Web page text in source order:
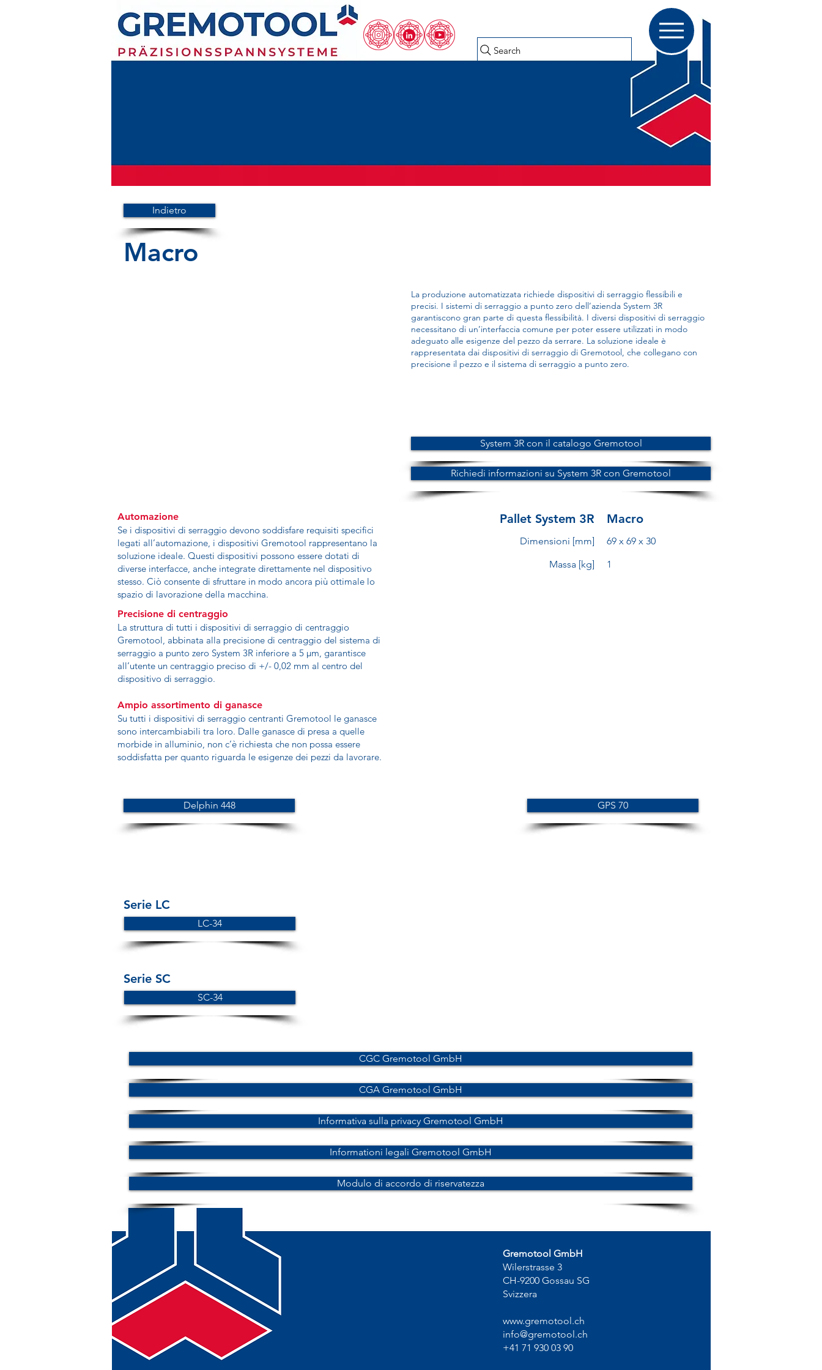
Search
Indietro
Macro
La produzione automatizzata richiede dispositivi di serraggio flessibili e
precisi. I sistemi di serraggio a punto zero dell’azienda System 3R
garantiscono gran parte di questa flessibilità. I diversi dispositivi di serraggio
necessitano di un’interfaccia comune per poter essere utilizzati in modo
adeguato alle esigenze del pezzo da serrare. La soluzione ideale è
rappresentata dai dispositivi di serraggio di Gremotool, che collegano con
precisione il pezzo e il sistema di serraggio a punto zero.
System 3R con il catalogo Gremotool
Richiedi informazioni su System 3R con Gremotool
Automazione
Se i dispositivi di serraggio devono soddisfare requisiti specifici
legati all’automazione, i dispositivi Gremotool rappresentano la
soluzione ideale. Questi dispositivi possono essere dotati di
diverse interfacce, anche integrate direttamente nel dispositivo
stesso. Ciò consente di sfruttare in modo ancora più ottimale lo
spazio di lavorazione della macchina.
Precisione di centraggio
La struttura di tutti i dispositivi di serraggio di centraggio
Gremotool, abbinata alla precisione di centraggio del sistema di
serraggio a punto zero System 3R inferiore a 5 µm, garantisce
all’utente un centraggio preciso di +/- 0,02 mm al centro del
dispositivo di serraggio.
Ampio assortimento di ganasce
Su tutti i dispositivi di serraggio centranti Gremotool le ganasce
sono intercambiabili tra loro. Dalle ganasce di presa a quelle
morbide in alluminio, non c’è richiesta che non possa essere
soddisfatta per quanto riguarda le esigenze dei pezzi da lavorare.
Pallet System 3R
Dimensioni [mm]
Massa [kg]
Macro
69 x 69 x 30
1
Delphin 448 GPS 70
Serie LC
LC-34
Serie SC
SC-34
Gremotool GmbH
Wilerstrasse 3
CH-9200 Gossau SG
Svizzera
www.gremotool.ch
info@gremotool.ch
+41 71 930 03 90
CGC Gremotool GmbH
CGA Gremotool GmbH
Informativa sulla privacy Gremotool GmbH
Informationi legali Gremotool GmbH
Modulo di accordo di riservatezza